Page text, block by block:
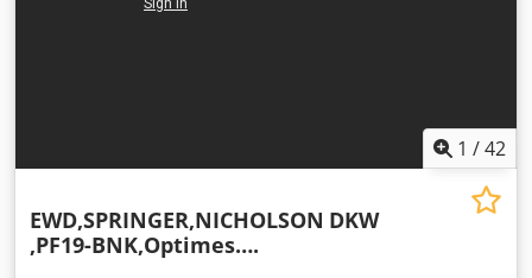
1 /42
EWD,SPRINGER,NICHOLSON DKW
,PF19-BNK,Optimes….